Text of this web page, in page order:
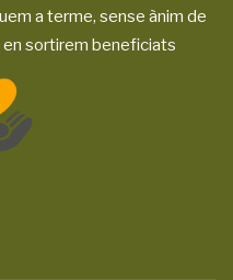
a terme, sense ànim de
en sortirem beneficiats